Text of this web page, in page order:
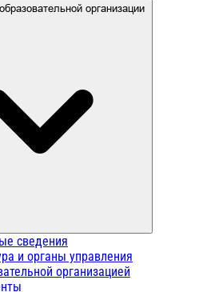
организации
сведения
и органы управления
организацией